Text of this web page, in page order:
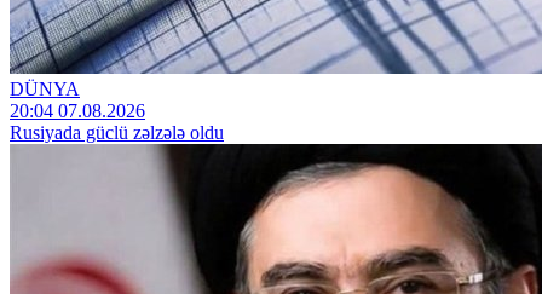
DÜNYA
20:04 07.08.2026
Rusiyada güclü zəlzələ oldu